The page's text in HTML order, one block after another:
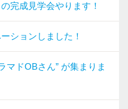
完成見学会やります！
ションしました！
マドOBさん” が集まりま